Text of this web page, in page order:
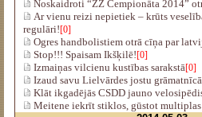
Noskaidroti “ZZ Čempionāta 2014”
Ar vienu reizi nepietiek – krūts
regulāri![0]
Ogres handbolistiem otrā cīņa par
Stop!!! Spaisam Ikšķilē![0]
Izmaiņas vilcienu kustības sarakstā[0]
Izaud savu Lielvārdes jostu
Klāt ikgadējās CSDD jauno
Meitene iekrīt stiklos, gūstot multiplas